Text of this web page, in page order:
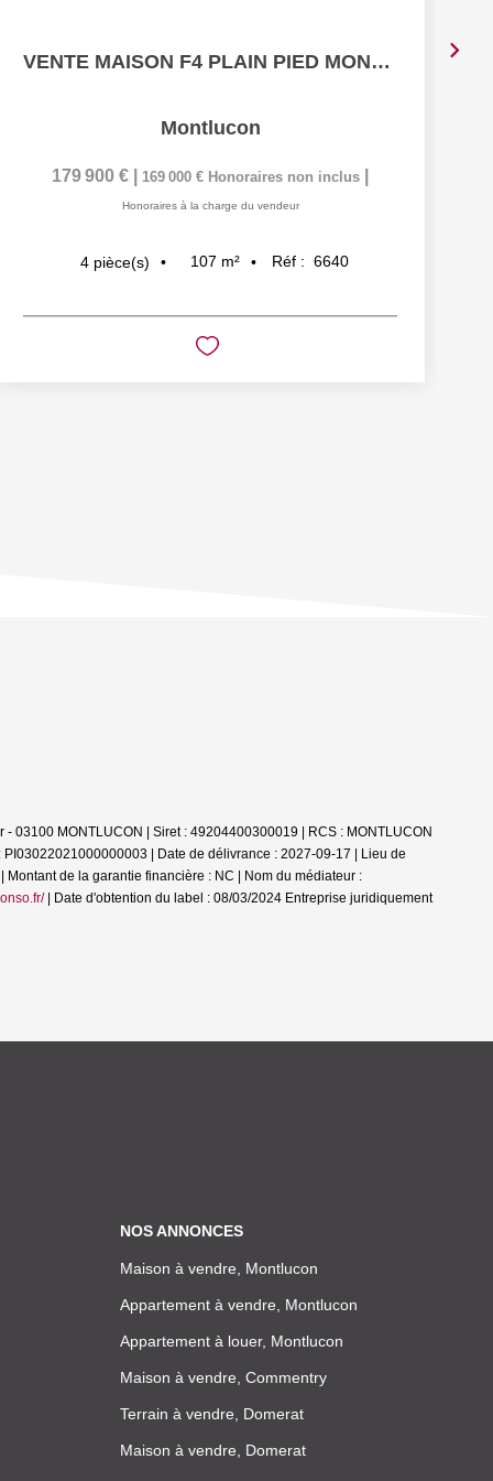
VENTE MAISON F4 PLAIN PIED MONTLUCON
Montlucon
179 900 € 169 000 € Honoraires non inclus
Honoraires à la charge du vendeur
4 pièce(s) 107 m² Réf : 6640
03100 MONTLUCON | Siret : 49204400300019 | RCS : MONTLUCON
PI03022021000000003 | Date de délivrance : 2027-09-17 | Lieu de
de la garantie financière : NC | Nom du médiateur :
| Date d'obtention du label : 08/03/2024 Entreprise juridiquement
NOS ANNONCES
Maison à vendre, Montlucon
Appartement à vendre, Montlucon
Appartement à louer, Montlucon
Maison à vendre, Commentry
Terrain à vendre, Domerat
Maison à vendre, Domerat